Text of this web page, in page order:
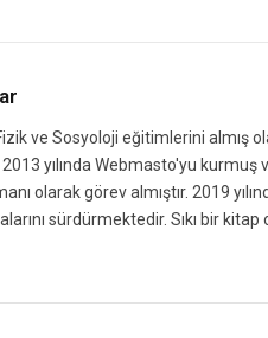
ve Sosyoloji eğitimlerini almış
2013 yılında Webmasto'yu
olarak görev almıştır. 2019
sürdürmektedir. Sıkı bir